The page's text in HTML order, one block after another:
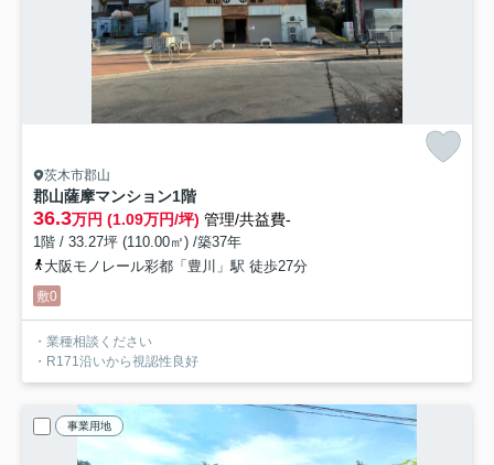
茨木市郡山
郡山薩摩マンション1階
36.3万円 (1.09万円/坪) 管理/共益費-
1階 / 33.27坪 (110.00㎡) /築37年
大阪モノレール彩都「豊川」駅 徒歩27分
敷0
・業種相談ください
・R171沿いから視認性良好
事業用地